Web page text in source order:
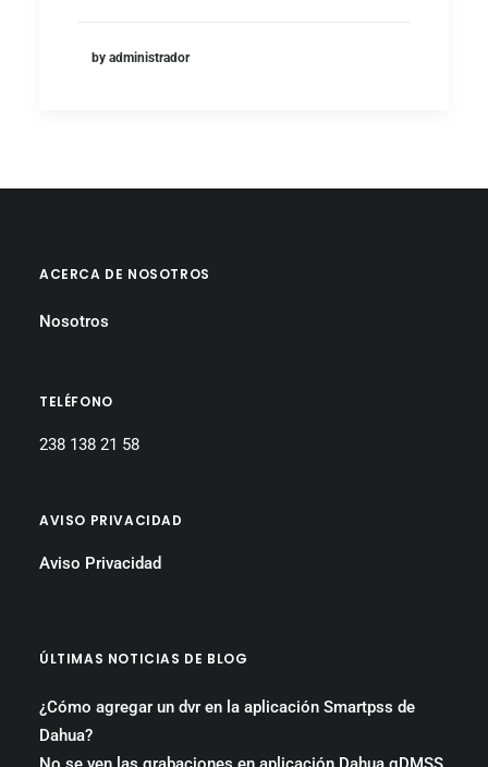
by administrador
ACERCA DE NOSOTROS
Nosotros
TELÉFONO
238 138 21 58
AVISO PRIVACIDAD
Aviso Privacidad
ÚLTIMAS NOTICIAS DE BLOG
¿Cómo agregar un dvr en la aplicación Smartpss de
Dahua?